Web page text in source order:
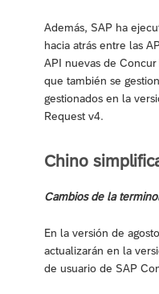
Además, SAP ha
hacia atrás entre las
API nuevas de
que también se
gestionados en la
Request v4.
Chino
Cambios de la
En la versión de
actualizarán en la
de usuario de SAP